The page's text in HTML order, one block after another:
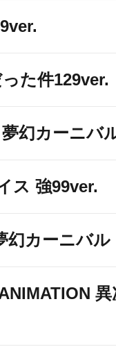
た件129ver.
幻カーニバ
ス 強99ver.
幻カーニバル